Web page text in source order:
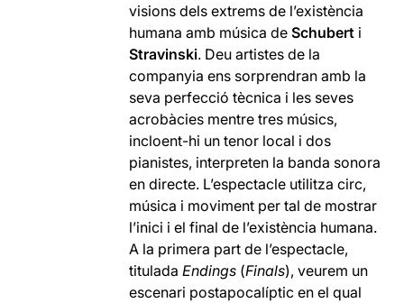
visions dels extrems de l’existència
humana amb música deSchubert i
Stravinski. Deu artistes de la
companyia ens sorprendran amb la
seva perfecció tècnica i les seves
acrobàcies mentre tres músics,
incloent-hi un tenor local i dos
pianistes, interpreten la banda sonora
en directe. L’espectacle utilitza circ,
música i moviment per tal de mostrar
l’inici i el final de l’existència humana.
A la primera part de l’espectacle,
titulada Endings (Finals), veurem un
escenari postapocalíptic en el qual